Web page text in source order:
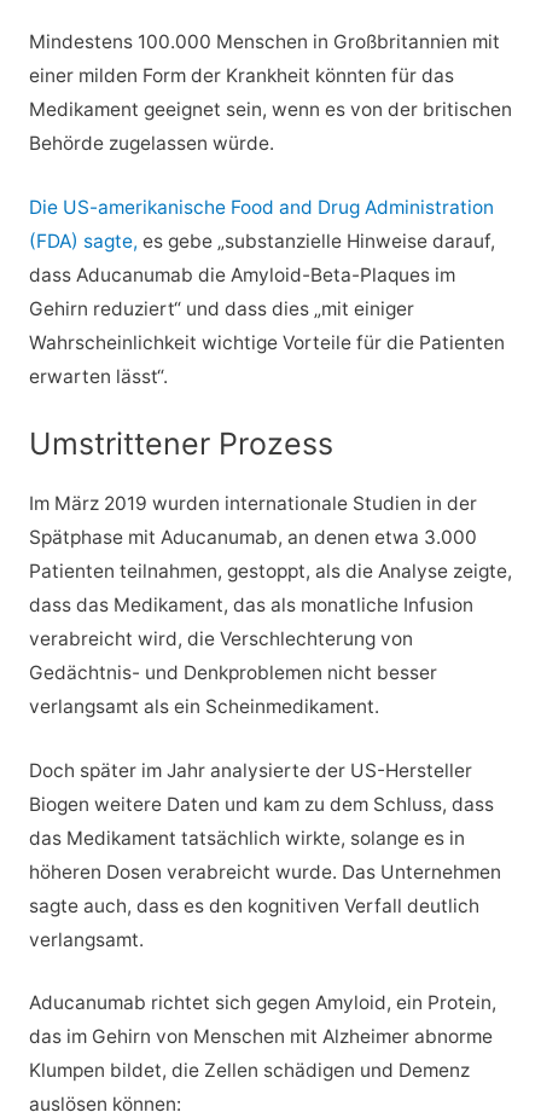
Mindestens 100.000 Menschen in Großbritannien mit
einer milden Form der Krankheit könnten für das
Medikament geeignet sein, wenn es von der britischen
Behörde zugelassen würde.
Die US-amerikanische Food and Drug Administration
(FDA) sagte, es gebe „substanzielle Hinweise darauf,
dass Aducanumab die Amyloid-Beta-Plaques im
Gehirn reduziert“ und dass dies „mit einiger
Wahrscheinlichkeit wichtige Vorteile für die Patienten
erwarten lässt“.
Umstrittener Prozess
Im März 2019 wurden internationale Studien in der
Spätphase mit Aducanumab, an denen etwa 3.000
Patienten teilnahmen, gestoppt, als die Analyse zeigte,
dass das Medikament, das als monatliche Infusion
verabreicht wird, die Verschlechterung von
Gedächtnis- und Denkproblemen nicht besser
verlangsamt als ein Scheinmedikament.
Doch später im Jahr analysierte der US-Hersteller
Biogen weitere Daten und kam zu dem Schluss, dass
das Medikament tatsächlich wirkte, solange es in
höheren Dosen verabreicht wurde. Das Unternehmen
sagte auch, dass es den kognitiven Verfall deutlich
verlangsamt.
Aducanumab richtet sich gegen Amyloid, ein Protein,
das im Gehirn von Menschen mit Alzheimer abnorme
Klumpen bildet, die Zellen schädigen und Demenz
auslösen können: